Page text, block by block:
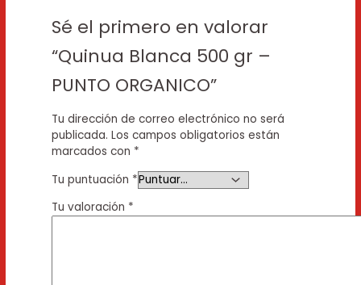
Sé el primero en valorar
“Quinua Blanca 500 gr –
PUNTO ORGANICO”
Tu dirección de correo electrónico no será
publicada. Los campos obligatorios están
marcados con *
Tu puntuación *
Tu valoración *